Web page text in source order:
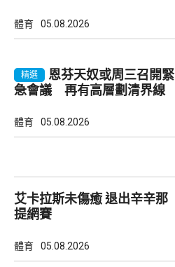
體育 05.08.2026
精選
恩芬天奴或周三召開緊
急會議 再有高層劃清界線
體育 05.08.2026
艾卡拉斯未傷癒 退出辛辛那
提網賽
體育 05.08.2026